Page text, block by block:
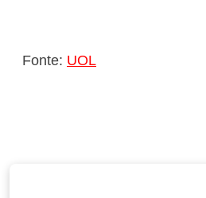
Fonte: UOL